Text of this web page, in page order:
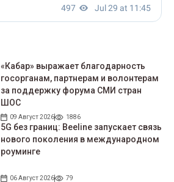
«Кабар» выражает благодарность
госорганам, партнерам и волонтерам
за поддержку форума СМИ стран
ШОС
09 Август 2026 1886
5G без границ: Beeline запускает связь
нового поколения в международном
роуминге
06 Август 2026 79